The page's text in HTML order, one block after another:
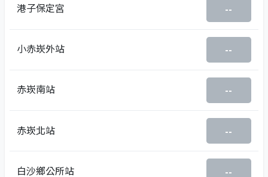
港子保定宮 --
小赤崁外站 --
赤崁南站 --
赤崁北站 --
白沙鄉公所站 --